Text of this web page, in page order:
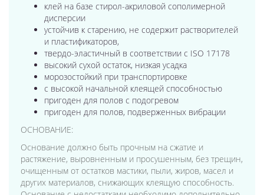
клей на базе стирол-акриловой сополимерной
дисперсии
устойчив к старению, не содержит растворителей
и пластификаторов,
твердо-эластичный в соответствии с ISO 17178
высокий сухой остаток, низкая усадка
морозостойкий при транспортировке
с высокой начальной клеящей способностью
пригоден для полов с подогревом
пригоден для полов, подверженных вибрации
ОСНОВАНИЕ:
Основание должно быть прочным на сжатие и
растяжение, выровненным и просушенным, без трещин,
очищенным от остатков мастики, пыли, жиров, масел и
других материалов, снижающих клеящую способность.